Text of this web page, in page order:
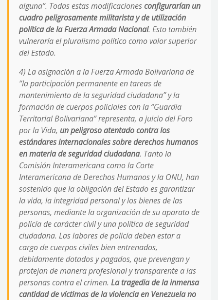
alguna”. Todas estas modificacionesconfigurarían un
cuadro peligrosamente militarista y de utilización
política de la Fuerza Armada Nacional. Esto también
vulneraría el pluralismo político como valor superior
del Estado.
4) La asignación a la Fuerza Armada Bolivariana de
“la participación permanente en tareas de
mantenimiento de la seguridad ciudadana” y la
formación de cuerpos policiales con la “Guardia
Territorial Bolivariana” representa, a juicio del Foro
por la Vida, un peligroso atentado contra los
estándares internacionales sobre derechos humanos
en materia de seguridad ciudadana. Tanto la
Comisión Interamericana como la Corte
Interamericana de Derechos Humanos y la ONU, han
sostenido que la obligación del Estado es garantizar
la vida, la integridad personal y los bienes de las
personas, mediante la organización de su aparato de
policía de carácter civil y una política de seguridad
ciudadana. Las labores de policía deben estar a
cargo de cuerpos civiles bien entrenados,
debidamente dotados y pagados, que prevengan y
protejan de manera profesional y transparente a las
personas contra el crimen. La tragedia de la inmensa
cantidad de víctimas de la violencia en Venezuela no